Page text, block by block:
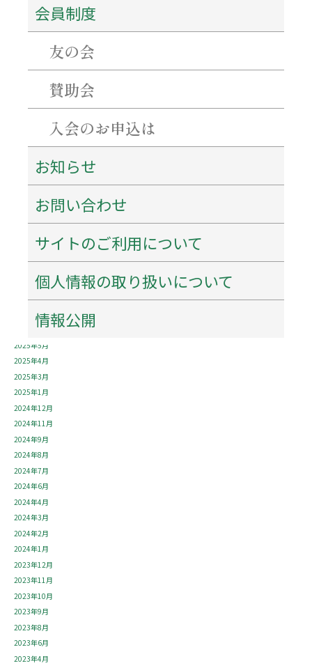
会員制度
友の会
賛助会
入会のお申込は
お知らせ
お問い合わせ
サイトのご利用について
個人情報の取り扱いについて
情報公開
特別企画「花押（サイン）を作ろう！書こう！」 開催のご案内
百五銀行✖石水博物館 「コーポレーションデー」を開催します！
シンポジウム「西来寺の宝物の魅力にせまる」を開催します！
アーカイブ
2026年5月
2026年4月
2026年3月
2025年12月
2025年11月
2025年9月
2025年8月
2025年7月
2025年6月
2025年5月
2025年4月
2025年3月
2025年1月
2024年12月
2024年11月
2024年9月
2024年8月
2024年7月
2024年6月
2024年4月
2024年3月
2024年2月
2024年1月
2023年12月
2023年11月
2023年10月
2023年9月
2023年8月
2023年6月
2023年4月